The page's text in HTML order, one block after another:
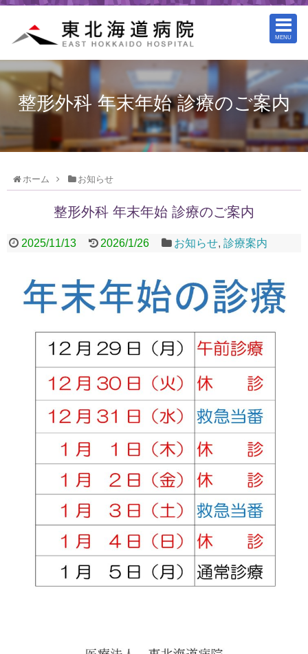
MENU
整形外科 年末年始 診療のご案内
ホーム お知らせ
整形外科 年末年始 診療のご案内
2025/11/13 2026/1/26 お知らせ,診療案内